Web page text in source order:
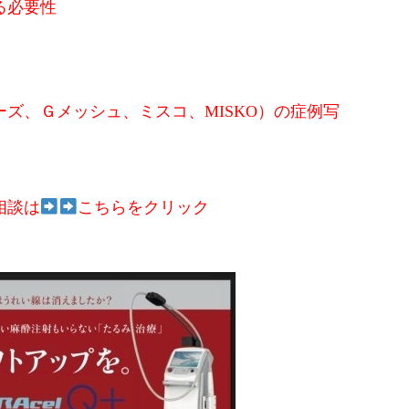
必要性
、Ｇメッシュ、ミスコ、MISKO）の症例写
談は こちらをクリック